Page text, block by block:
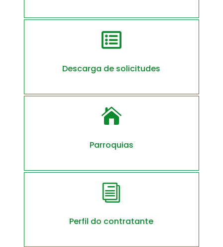

Descarga de solicitudes

Parroquias
i
Perfil do contratante